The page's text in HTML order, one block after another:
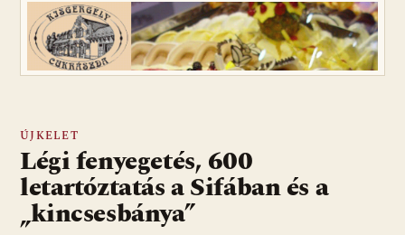
ÚJKELET
Légi fenyegetés, 600
letartóztatás a Sifában és a
„kincsesbánya”